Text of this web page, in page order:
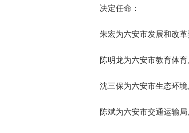
决定任命：
朱宏为六安市发展和改革
陈明龙为六安市教育体育
沈三保为六安市生态环境
陈斌为六安市交通运输局